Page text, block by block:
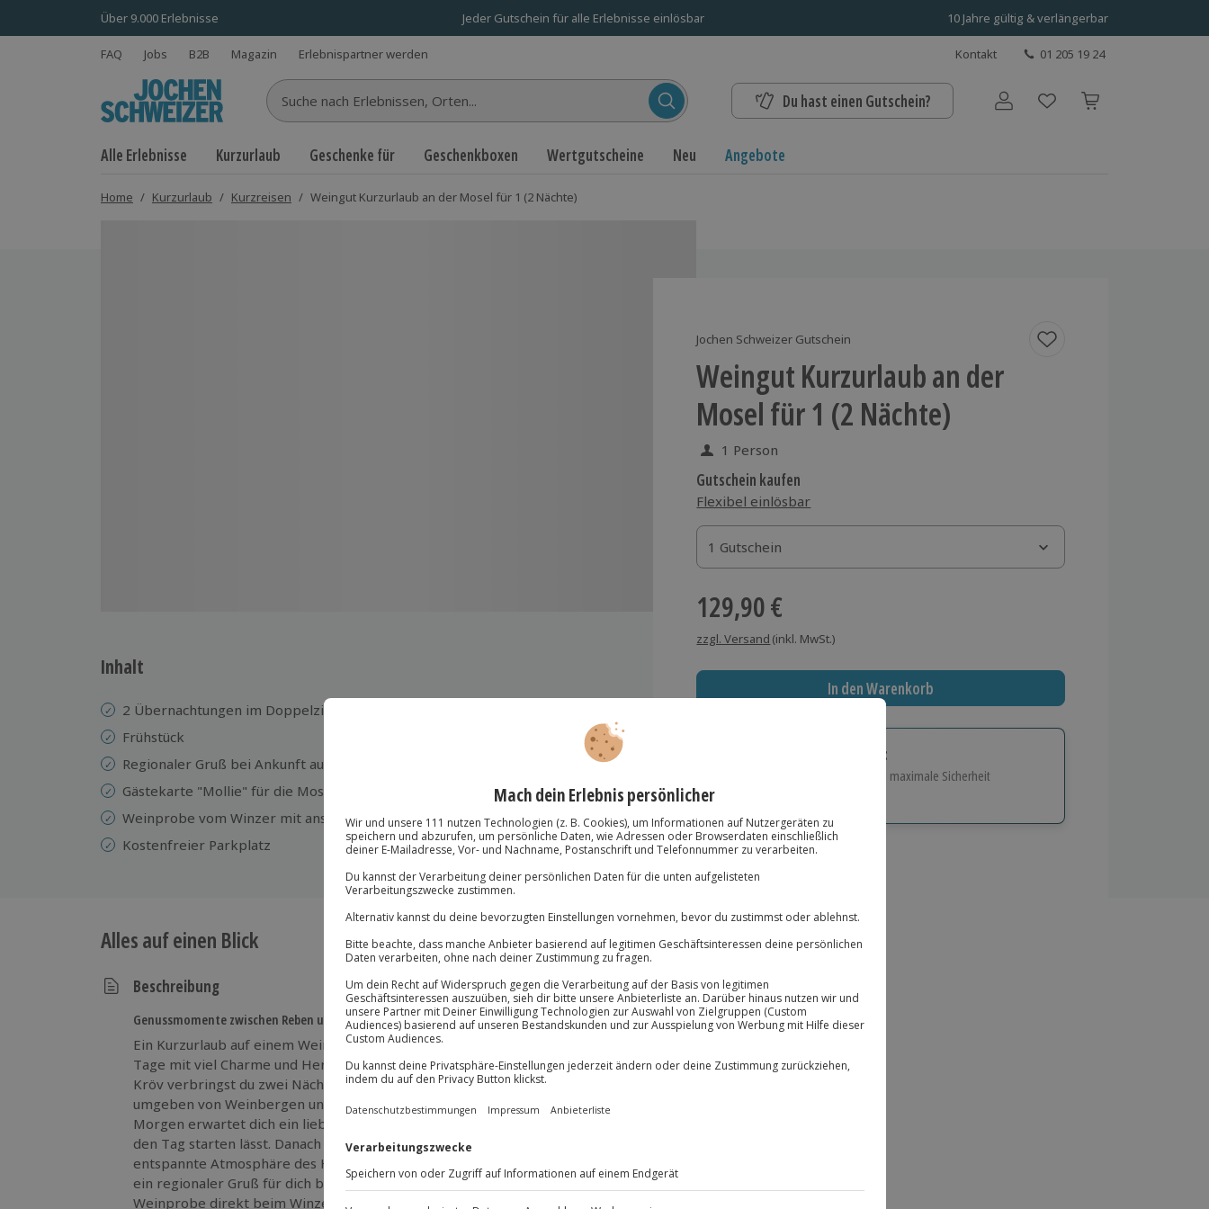
Über 9.000 Erlebnisse Jeder Gutschein für alle Erlebnisse einlösbar 10 Jahre gültig & verlängerbar
FAQ Jobs B2B Magazin Erlebnispartner werden Kontakt 01 205 19 24
Suche nach Erlebnissen... Du hast einen Gutschein? Benutzerkonto
Alle Erlebnisse Kurzurlaub Geschenke für Geschenkboxen Wertgutscheine Neu Angebote
Home / Kurzurlaub / Kurzreisen / Weingut Kurzurlaub an der Mosel für 1 (2 Nächte)
Jochen Schweizer Gutschein
Weingut Kurzurlaub an der
Mosel für 1 (2 Nächte)
1 Person
Gutschein kaufen
Flexibel einlösbar
1 Gutschein
1 Gutschein
1 Gutschein
129,90 €
zzgl. Versand (inkl. MwSt.)
In den Warenkorb
Immer das richtige Geschenk:
Große Auswahl, volle Flexibilität und maximale Sicherheit
Große Auswahl
Über 9.000 Erlebnisse.
Volle Flexibilität
Jeder Gutschein für alle Erlebnisse einlösbar.
10 Jahre gültig & verlängerbar.
Inhalt
2 Übernachtungen im Doppelzimmer im Weingut Fanselow
Frühstück
Regionaler Gruß bei Ankunft auf dem Zimmer
Gästekarte "Mollie" für die Moselregion
Weinprobe vom Winzer mit anschließender Weinkeller-Führung
Kostenfreier Parkplatz
Alles auf einen Blick
Beschreibung
Genussmomente zwischen Reben und Mosel
Ein Kurzurlaub auf einem Weingut an der Mosel schenkt dir genussvolle
Tage mit viel Charme und Herzlichkeit. Im idyllischen Weingut Fanselow in
Kröv verbringst du zwei Nächte in einem gemütlichen Doppelzimmer,
umgeben von Weinbergen und dem besonderen Flair der Region. Jeden
Morgen erwartet dich ein liebevoll zubereitetes Frühstück, das dich gut in
den Tag starten lässt. Danach kannst du die Umgebung erkunden oder die
entspannte Atmosphäre des Hofes genießen. Auf deinem Zimmer steht
ein regionaler Gruß für dich bereit, der Lust auf mehr macht. Bei einer
Weinprobe direkt beim Winzer mit Kellerführung erfährst du